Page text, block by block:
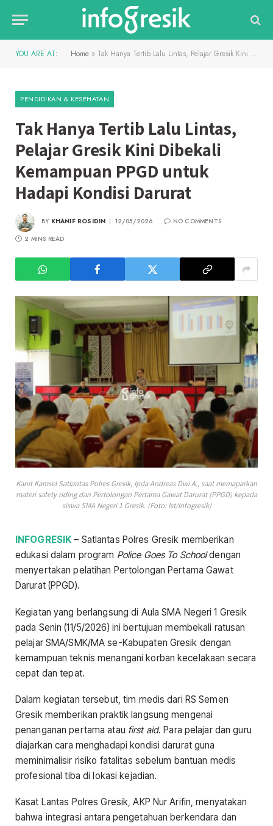
YOU ARE AT: Home » Tak Hanya Tertib Lalu Lintas, Pelajar Gresik Kini Dibekali Kemampuan PPGD untuk Hadapi Kondisi Darurat
PENDIDIKAN & KESEHATAN
Tak Hanya Tertib Lalu Lintas,
Pelajar Gresik Kini Dibekali
Kemampuan PPGD untuk
Hadapi Kondisi Darurat
BY KHANIF ROSIDIN 12/05/2026
NO COMMENTS
2 MINS READ
Kanit Kamsel Satlantas Polres Gresik, Ipda Andreas Dwi A., saat memaparkan
materi safety riding dan Pertolongan Pertama Gawat Darurat (PPGD) kepada
siswa SMA Negeri 1 Gresik. (Foto: Ist/Infogresik)
INFOGRESIK – Satlantas Polres Gresik memberikan
edukasi dalam program Police Goes To Schooldengan
menyertakan pelatihan Pertolongan Pertama Gawat
Darurat (PPGD).
Kegiatan yang berlangsung di Aula SMA Negeri 1 Gresik
pada Senin (11/5/2026) ini bertujuan membekali ratusan
pelajar SMA/SMK/MA se-Kabupaten Gresik dengan
kemampuan teknis menangani korban kecelakaan secara
cepat dan tepat.
Dalam kegiatan tersebut, tim medis dari RS Semen
Gresik memberikan praktik langsung mengenai
penanganan pertama atau first aid. Para pelajar dan guru
diajarkan cara menghadapi kondisi darurat guna
meminimalisir risiko fatalitas sebelum bantuan medis
profesional tiba di lokasi kejadian.
Kasat Lantas Polres Gresik, AKP Nur Arifin, menyatakan
bahwa integrasi antara pengetahuan berkendara dan